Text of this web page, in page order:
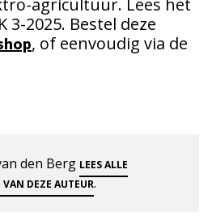
agricultuur. Lees het
3-2025. Bestel deze
, of eenvoudig via de
den Berg LEES ALLE
DEZE AUTEUR.